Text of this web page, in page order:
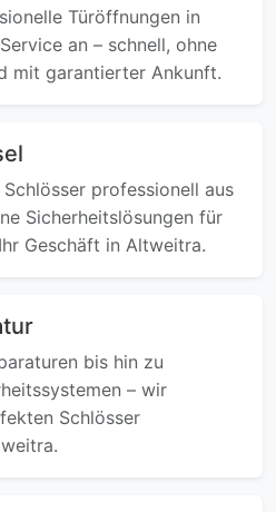
Türöffnungen in
an – schnell, ohne
mit garantierter Ankunft.
professionell aus
Sicherheitslösungen für
Geschäft in Altweitra.
bis hin zu
– wir
Schlösser